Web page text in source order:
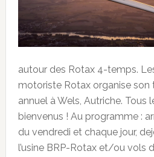
autour des Rotax 4-temps.
motoriste Rotax organise son
annuel à Wels, Autriche. Tous
bienvenus ! Au programme :
du vendredi et chaque jour,
l’usine BRP-Rotax et/ou vols